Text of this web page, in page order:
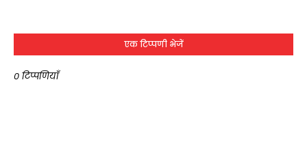
एक टिप्पणी भेजें
0 टिप्पणियाँ